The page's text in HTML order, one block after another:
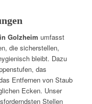
Golzheim umfasst
die sicherstellen,
bleibt. Dazu
das
Entfernen von Staub
Ecken. Unser
Stellen